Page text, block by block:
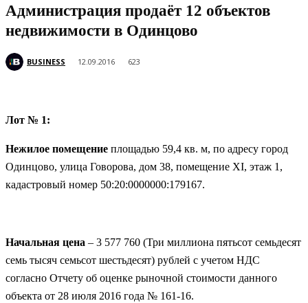
Администрация продаёт 12 объектов
недвижимости в Одинцово
BUSINESS 12.09.2016 623
Лот № 1:
Нежилое помещение площадью 59,4 кв. м, по адресу город
Одинцово, улица Говорова, дом 38, помещение XI, этаж 1,
кадастровый номер 50:20:0000000:179167.
Начальная цена – 3 577 760 (Три миллиона пятьсот семьдесят
семь тысяч семьсот шестьдесят) рублей с учетом НДС
согласно Отчету об оценке рыночной стоимости данного
объекта от 28 июля 2016 года № 161-16.